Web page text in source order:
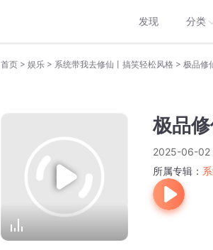
发现 分类
首页 > 娱乐 > 系统带我去修仙丨搞笑轻松风格 > 极品修
极品
2025-06-02
所属专辑：